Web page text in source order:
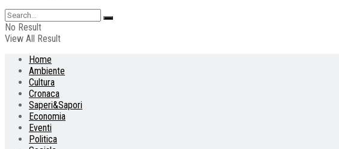
No Result
View All Result
Home
Ambiente
Cultura
Cronaca
Saperi&Sapori
Economia
Eventi
Politica